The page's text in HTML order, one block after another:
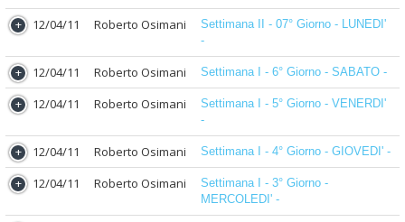
12/04/11 Roberto Osimani
Settimana II - 07° Giorno - LUNEDI'
-
12/04/11 Roberto Osimani Settimana I - 6° Giorno - SABATO -
12/04/11 Roberto Osimani
Settimana I - 5° Giorno - VENERDI'
-
12/04/11 Roberto Osimani Settimana I - 4° Giorno - GIOVEDI' -
12/04/11 Roberto Osimani
Settimana I - 3° Giorno -
MERCOLEDI' -